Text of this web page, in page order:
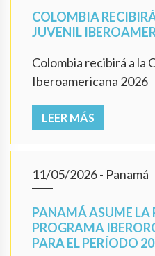
COLOMBIA
JUVENIL
Colombia recibirá a la
Iberoamericana 2026
LEER MÁS
11/05/2026- Panamá
PANAMÁ ASUME LA
PROGRAMA
PARA EL PERÍODO